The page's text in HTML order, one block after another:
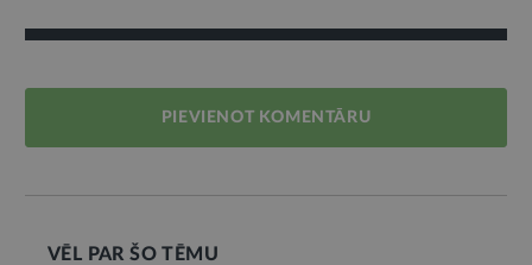
PIEVIENOT KOMENTĀRU
VĒL PAR ŠO TĒMU